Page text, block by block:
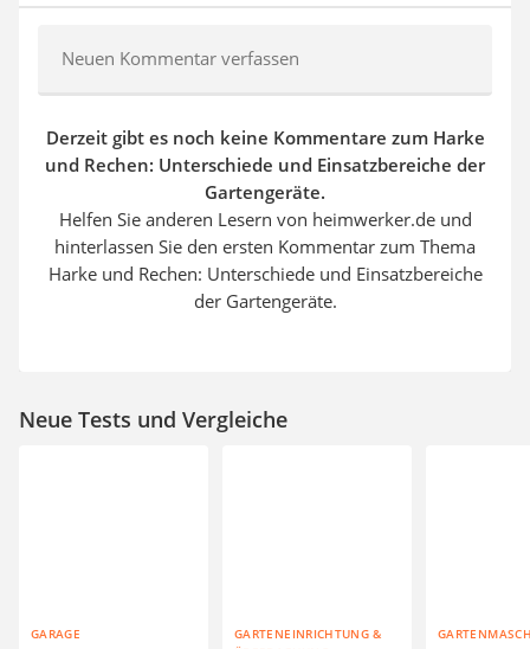
Neuen Kommentar verfassen
Derzeit gibt es noch keine Kommentare zum Harke
und Rechen: Unterschiede und Einsatzbereiche der
Gartengeräte.
Helfen Sie anderen Lesern von heimwerker.de und
hinterlassen Sie den ersten Kommentar zum Thema
Harke und Rechen: Unterschiede und Einsatzbereiche
der Gartengeräte.
Neue Tests und Vergleiche
GARAGE
GARTENEINRICHTUNG &